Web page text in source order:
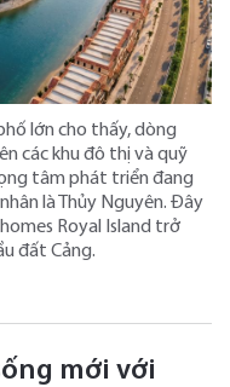
lớn cho thấy, dòng
các khu đô thị và quỹ
tâm phát triển đang
là Thủy Nguyên. Đây
Royal Island trở
đất Cảng.
mới với